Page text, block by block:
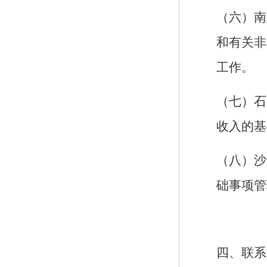
（六）
和有关
工作。
（七）石
收入的
（八）
础事项
四、联